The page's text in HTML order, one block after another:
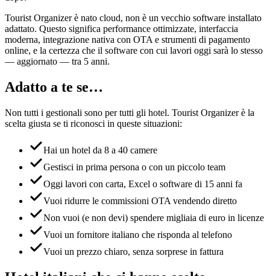
Tourist Organizer è nato cloud, non è un vecchio software installato
adattato. Questo significa performance ottimizzate, interfaccia
moderna, integrazione nativa con OTA e strumenti di pagamento
online, e la certezza che il software con cui lavori oggi sarà lo stesso
— aggiornato — tra 5 anni.
Adatto a te se…
Non tutti i gestionali sono per tutti gli hotel. Tourist Organizer è la
scelta giusta se ti riconosci in queste situazioni:
Hai un hotel da 8 a 40 camere
Gestisci in prima persona o con un piccolo team
Oggi lavori con carta, Excel o software di 15 anni fa
Vuoi ridurre le commissioni OTA vendendo diretto
Non vuoi (e non devi) spendere migliaia di euro in licenze
Vuoi un fornitore italiano che risponda al telefono
Vuoi un prezzo chiaro, senza sorprese in fattura